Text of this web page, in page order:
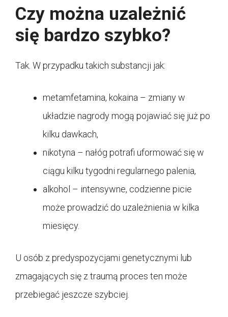
Czy można uzależnić
się bardzo szybko?
Tak. W przypadku takich substancji jak:
metamfetamina, kokaina – zmiany w
układzie nagrody mogą pojawiać się już po
kilku dawkach,
nikotyna – nałóg potrafi uformować się w
ciągu kilku tygodni regularnego palenia,
alkohol – intensywne, codzienne picie
może prowadzić do uzależnienia w kilka
miesięcy.
U osób z predyspozycjami genetycznymi lub
zmagających się z traumą proces ten może
przebiegać jeszcze szybciej.